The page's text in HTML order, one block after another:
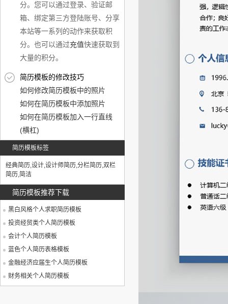
分。您可以通过登录、验证邮
箱、绑定第三方登陆账号、分享
本站等一系列的动作来获取积
分。也可以通过充值快速获取到
大量的积分。
简历模板的修改技巧
如何修改简历模板中的照片
如何在简历模板中添加照片
如何在简历模板加入一行直线
(横杠)
简历模板标签
经典简历,设计,设计师简历,分栏简历,双栏
简历,简洁
简历模板推荐下载
黑白风格个人求职简历模板
投资经贸类个人简历模板
会计个人简历模板
蓝色个人简历表格模板
金融经济应届生个人简历模板
财务相关个人简历模板